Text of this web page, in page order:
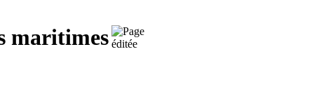
maritimes